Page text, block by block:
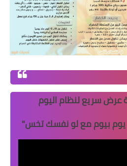
سريع لنظام اليوم
يوم بيوم مع لو نفسك تخس"